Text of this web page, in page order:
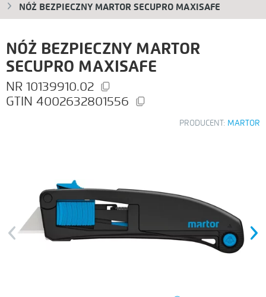
NÓŻ BEZPIECZNY MARTOR SECUPRO MAXISAFE
NÓŻ BEZPIECZNY MARTOR
SECUPRO MAXISAFE
10139910.02
4002632801556
PRODUCENT: MARTOR
Previous Next